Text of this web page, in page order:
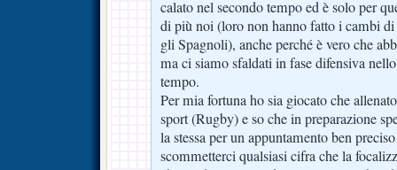
calato nel secondo tempo ed è solo per
di più noi (loro non hanno fatto i cambi di
gli Spagnoli), anche perché è vero che
ma ci siamo sfaldati in fase difensiva
tempo.
Per mia fortuna ho sia giocato che
sport (Rugby) e so che in preparazione
la stessa per un appuntamento ben
scommetterci qualsiasi cifra che la